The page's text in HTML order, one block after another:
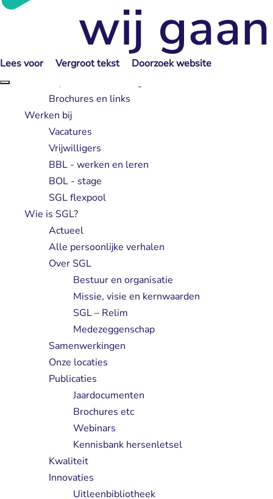
Hoe helpen we jouw naaste?
Gemeenten
Brochures en links
Werken bij
Vacatures
Vrijwilligers
BBL - werken en leren
BOL - stage
SGL flexpool
Wie is SGL?
Actueel
Alle persoonlijke verhalen
Over SGL
Bestuur en organisatie
Missie, visie en kernwaarden
SGL – Relim
Medezeggenschap
Samenwerkingen
Onze locaties
Publicaties
Jaardocumenten
Brochures etc
Webinars
Kennisbank hersenletsel
Kwaliteit
Innovaties
Uitleenbibliotheek
Lees voor Vergroot tekst Doorzoek website